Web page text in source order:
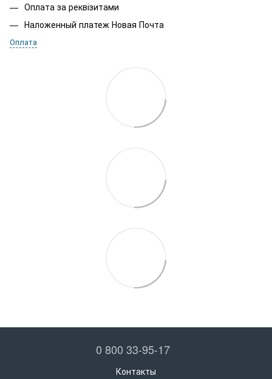
Оплата за реквізитами
Наложенный платеж Новая Почта
Оплата
0 800 33-95-17
Контакты